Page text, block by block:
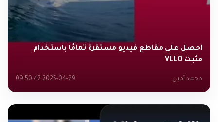
احصل على مقاطع فيديو مستقرة تمامًا باستخدام
مثبت VLLO
محمد أمين 2025-04-29 09:50:42